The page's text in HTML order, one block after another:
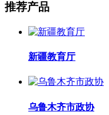
推荐产品
新疆教育厅
乌鲁木齐市政协